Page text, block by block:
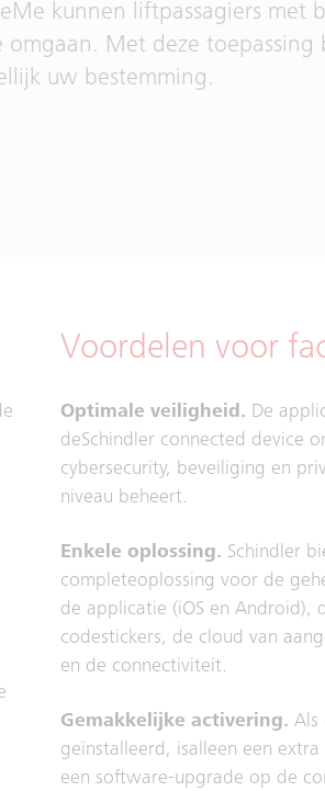
kunnen liftpassagiers met
Met deze toepassing
uw bestemming.
Voordelen voor
Optimale veiligheid. De
deSchindler connected device
cybersecurity, beveiliging en
niveau beheert.
Enkele oplossing. Schindler
completeoplossing voor de
de applicatie (iOS en Android),
codestickers, de cloud van
en de connectiviteit.
Gemakkelijke activering. Als
geïnstalleerd, isalleen een
een software-upgrade op de